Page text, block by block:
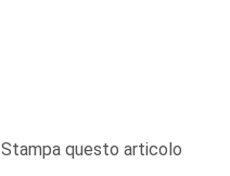
Stampa questo articolo